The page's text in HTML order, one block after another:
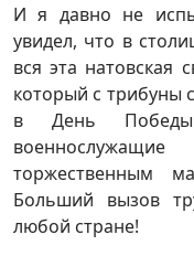
И я давно не
увидел, что в
вся эта натовская
который с трибуны
в День
торжественным
Больший вызов
любой стране!